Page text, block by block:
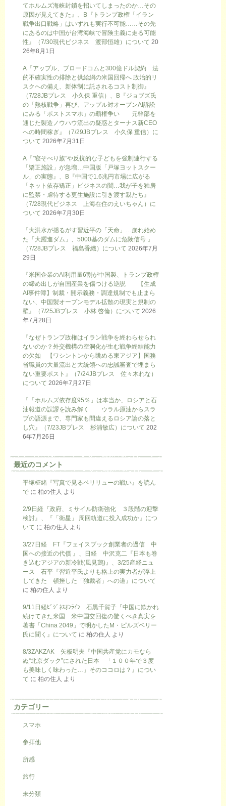
てホルムズ海峡封鎖を招いてしまったのか…その
原因が見えてきた』、B『トランプ政権「イラン
戦争出口戦略」はいずれも実行不可能……その先
にあるのは中国が台湾海峡で冒険主義に走る可能
性』（7/30現代ビジネス 渡部恒雄）について 20
26年8月1日
A『アップル、ブロードコムと300億ドル契約 法
的不確実性の排除と供給網の米国回帰へ 政治的リ
スクへの備え、新体制に託されるコスト制御』
（7/28JBプレス 小久保 重信）、B『ジョブズ氏
の「熱核戦争」再び、アップル対オープンAI訴訟
にみる「ポストスマホ」の覇権争い 元幹部を
通じた製造ノウハウ流出の疑惑とターナス新CEO
への時間稼ぎ』（7/29JBプレス 小久保 重信）に
ついて 2026年7月31日
A『”寝そべり族”や反抗的な子どもを強制連行する
「矯正施設」が急増…中国版「戸塚ヨットスクー
ル」の実態』、B『中国で1.6兆円市場に広がる
「ネット依存矯正」ビジネスの闇…我が子を独房
に監禁・虐待する更生施設に引き渡す親たち』
（7/28現代ビジネス 上海在住のえいちゃん）に
ついて 2026年7月30日
『大洪水が揺るがす習近平の「天命」…崩れ始め
た「大躍進ダム」、5000基のダムに危険信号 』
（7/28JBプレス 福島香織）について 2026年7月
29日
『米国企業のAI利用量6割が中国製、トランプ政権
の締め出しが自国産業を傷つける逆説 【生成
AI事件簿】制裁・開示義務・調達規制でも止まら
ない、中国製オープンモデル拡散の現実と規制の
壁』（7/25JBプレス 小林 啓倫）について 2026
年7月28日
『なぜトランプ政権はイラン戦争を終わらせられ
ないのか？外交機構の空洞化が生む戦争終結能力
の欠如 【ワシントンから眺める東アジア】国務
省職員の大量流出と大統領への忠誠審査で埋まら
ない重要ポスト』（7/24JBプレス 佐々木れな）
について 2026年7月27日
『「ホルムズ依存度95％」は本当か、ロシアと石
油報道の誤謬を読み解く ウラル原油からスラ
ブの語源まで、専門家も間違えるロシア論の落と
し穴』（7/23JBプレス 杉浦敏広）について 202
6年7月26日
最近のコメント
平塚柾緒『写真で見るペリリューの戦い』を読ん
で に 柏の住人 より
2/9日経『政府、ミサイル防衛強化 ３段階の迎撃
検討』、『「衛星」 周回軌道に投入成功か』につ
いて に 柏の住人 より
3/27日経 FT『フェイスブック創業者の過信 中
国への接近の代償 』、日経 中沢克二『日本も巻
き込むアジアの新冷戦(風見鶏)』、3/25産経ニュ
ース 石平『習近平氏よりも格上の実力者が浮上
してきた 頓挫した「独裁者」への道』について
に 柏の住人 より
9/11日経ﾋﾞｼﾞﾈｽｵﾝﾗｲﾝ 石黒千賀子『中国に欺かれ
続けてきた米国 米中国交回復の驚くべき真実を
著書「China 2049」で明かしたM・ピルズベリー
氏に聞く』について に 柏の住人 より
8/3ZAKZAK 矢板明夫『中国共産党にカモなら
ぬ“北京ダック”にされた日本 「１００年で３度
も美味しく味わった…」そのココロは？』につい
て に 柏の住人 より
カテゴリー
スマホ
参拝他
所感
旅行
未分類